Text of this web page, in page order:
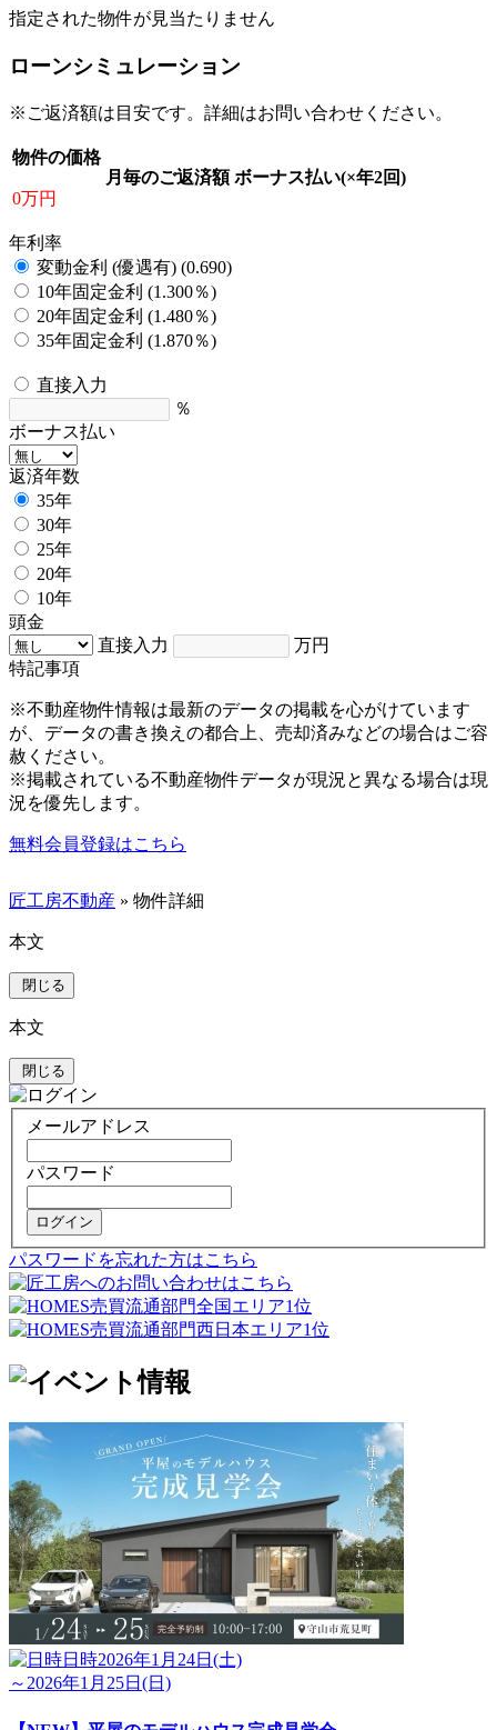
指定された物件が見当たりません
ローンシミュレーション
※ご返済額は目安です。詳細はお問い合わせください。
物件の価格
0万円
月毎のご返済額 ボーナス払い(×年2回)
年利率
変動金利 (優遇有) (0.690)
10年固定金利 (1.300％)
20年固定金利 (1.480％)
35年固定金利 (1.870％)
直接入力
％
ボーナス払い
返済年数
35年
30年
25年
20年
10年
頭金
直接入力
万円
特記事項
※不動産物件情報は最新のデータの掲載を心がけています
が、データの書き換えの都合上、売却済みなどの場合はご容
赦ください。
※掲載されている不動産物件データが現況と異なる場合は現
況を優先します。
無料会員登録はこちら
匠工房不動産 » 物件詳細
本文
閉じる
本文
閉じる
メールアドレス
パスワード
ログイン
パスワードを忘れた方はこちら
日時2026年1月24日(土)
～2026年1月25日(日)